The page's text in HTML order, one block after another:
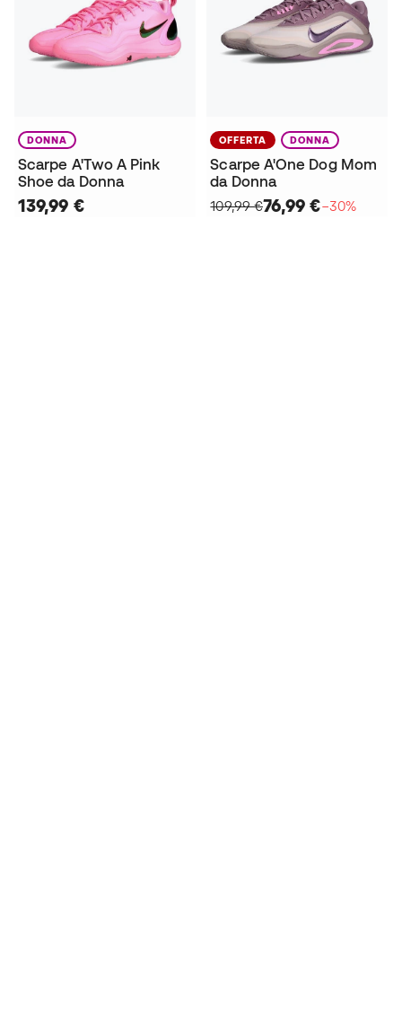
DONNA
Scarpe A'Two A Pink
Shoe da Donna
139,99 €
OFFERTA DONNA
Scarpe A'One Dog Mom
da Donna
109,99 €76,99 €−30%